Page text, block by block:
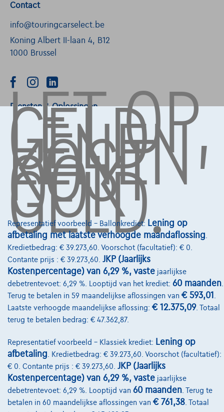
LET OP,
GELD
LENEN
KOST
OOK
GELD.
Representatief voorbeeld – Ballonkrediet: Lening op
afbetaling met laatste verhoogde maandaflossing
Kredietbedrag: € 39.273,60. Voorschot (facultatief): € 0.
Contante prijs : € 39.273,60. JKP (Jaarlijks
Kostenpercentage) van 6,29 %, vaste jaarlijkse
debetrentevoet: 6,29 %. Looptijd van het krediet: 60 maanden
Terug te betalen in 59 maandelijkse aflossingen van € 593,01
Laatste verhoogde maandelijkse aflossing: € 12.375,09. Totaal
terug te betalen bedrag: € 47.362,87.
Representatief voorbeeld – Klassiek krediet: Lening op
afbetaling . Kredietbedrag: € 39.273,60. Voorschot (facultatief):
€ 0. Contante prijs : € 39.273,60. JKP (Jaarlijks
Kostenpercentage) van 6,29 %, vaste jaarlijkse
debetrentevoet: 6,29 %. Looptijd van 60 maanden . Terug te
betalen in 60 maandelijkse aflossingen van € 761,38 . Totaal
Contact
info@touringcarselect.be
Koning Albert II-laan 4, B12
1000 Brussel
Diensten & Oplossingen
Pechverhelping verzekering
Financiering
Autoverzekering
Lease en persoonlijke lease
Over Ons
Word klant
Wie zijn we
Kwaliteitscharter
Onze dealers
Onze partners
Contact
@2024 TCS Mobility SA/NV Copyright